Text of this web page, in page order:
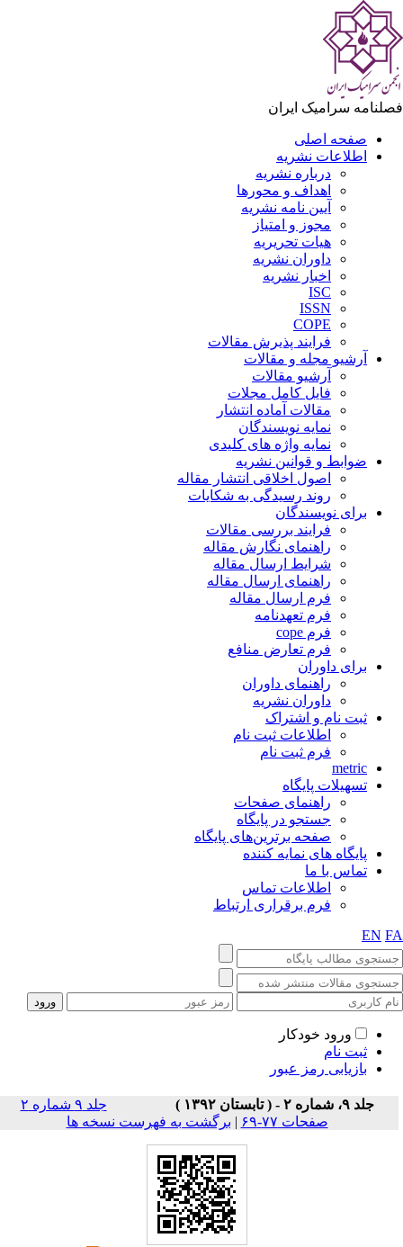
سرامیک ایران
صفحه اصلی
اطلاعات نشریه
درباره نشریه
اهداف و محورها
آیین نامه نشریه
مجوز و امتیاز
هیات تحریریه
داوران نشریه
اخبار نشریه
ISC
ISSN
COPE
فرایند پذیرش مقالات
آرشیو مجله و مقالات
آرشیو مقالات
فایل کامل مجلات
مقالات آماده انتشار
نمایه نویسندگان
نمایه واژه های کلیدی
ضوابط و قوانین نشریه
اصول اخلاقی انتشار مقاله
روند رسیدگی به شکایات
برای نویسندگان
فرایند بررسی مقالات
راهنمای نگارش مقاله
شرایط ارسال مقاله
راهنمای ارسال مقاله
فرم ارسال مقاله
فرم تعهدنامه
فرم cope
فرم تعارض منافع
برای داوران
راهنمای داوران
داوران نشریه
ثبت نام و اشتراک
اطلاعات ثبت نام
فرم ثبت نام
metric
تسهیلات پایگاه
راهنمای صفحات
جستجو در پایگاه
صفحه برترین‌های پایگاه
پایگاه های نمایه کننده
تماس با ما
اطلاعات تماس
فرم برقراری ارتباط
EN
ورود خودکار
ثبت نام
بازیابی رمز عبور
جلد ۹، شماره ۲ - ( تابستان ۱۳۹۲ )
جلد ۹ شماره ۲
صفحات ۷۷-۶۹
| برگشت به فهرست نسخه ها